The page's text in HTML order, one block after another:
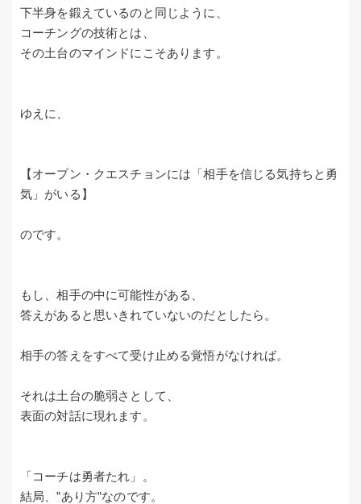
下半身を鍛えているのと同じように、
コーチングの技術とは、
その土台のマインドにこそあります。
ゆえに、
【オープン・クエスチョンには「相手を信じる気持ちと勇
気」がいる】
のです。
もし、相手の中に可能性がある、
答えがあると思いきれていないのだとしたら。
相手の答えをすべて受け止める覚悟がなければ。
それは土台の脆弱さとして、
表面の対話に現れます。
「コーチは勇者たれ」。
結局、”あり方”なのです。